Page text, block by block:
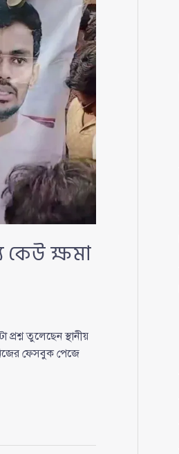
কেউ ক্ষমা
তুলেছেন স্থানীয়
ফেসবুক পেজে